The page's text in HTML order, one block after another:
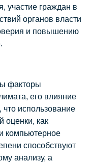
участие граждан в
органов власти
и повышению
факторы
его влияние
использование
оценки, как
компьютерное
способствуют
анализу, а